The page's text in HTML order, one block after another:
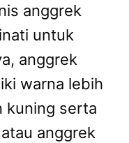
anggrek
untuk
anggrek
warna lebih
kuning serta
anggrek